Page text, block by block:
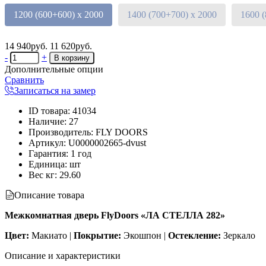
1200 (600+600) х 2000
1400 (700+700) х 2000 1600
14 940руб. 11 620руб.
-
+
Дополнительные опции
Сравнить
Записаться на замер
ID товара: 41034
Наличие: 27
Производитель: FLY DOORS
Артикул: U0000002665-dvust
Гарантия: 1 год
Единица: шт
Вес кг: 29.60
Описание товара
Межкомнатная дверь FlyDoors «ЛА СТЕЛЛА 282»
Цвет: Макиато | Покрытие: Экошпон | Остекление: Зеркало
Описание и характеристики